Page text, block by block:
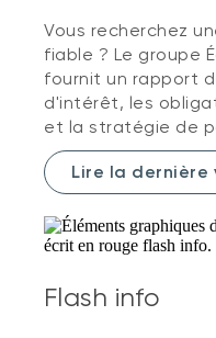
Vous recherchez
fiable ? Le groupe
fournit un rapport
d'intérêt, les
et la stratégie de
Lire la dernière
Flash info